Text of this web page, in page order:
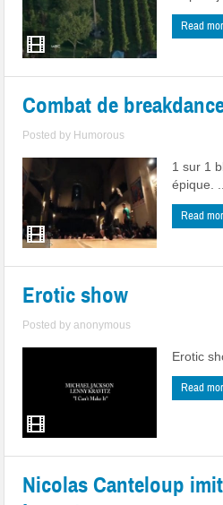
Read
Combat de
Posted by Humorous
1 sur 1
épique. ...
Read
Erotic show
Posted byanonymous
Erotic
Read
Nicolas Canteloup